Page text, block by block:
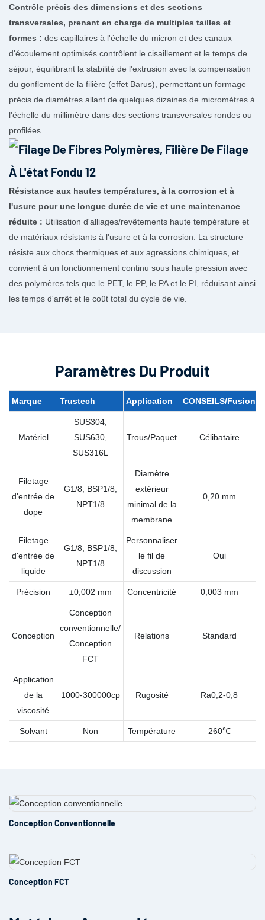
Contrôle précis des dimensions et des sections
transversales, prenant en charge de multiples tailles et
formes : des capillaires à l'échelle du micron et des canaux
d'écoulement optimisés contrôlent le cisaillement et le temps de
séjour, équilibrant la stabilité de l'extrusion avec la compensation
du gonflement de la filière (effet Barus), permettant un formage
précis de diamètres allant de quelques dizaines de micromètres à
l'échelle du millimètre dans des sections transversales rondes ou
profilées.
Résistance aux hautes températures, à la corrosion et à
l'usure pour une longue durée de vie et une maintenance
réduite : Utilisation d'alliages/revêtements haute température et
de matériaux résistants à l'usure et à la corrosion. La structure
résiste aux chocs thermiques et aux agressions chimiques, et
convient à un fonctionnement continu sous haute pression avec
des polymères tels que le PET, le PP, le PA et le PI, réduisant ainsi
les temps d'arrêt et le coût total du cycle de vie.
Paramètres Du Produit
Marque Trustech Application CONSEILS/Fusion
Matériel
SUS304,
SUS630,
SUS316L
Trous/Paquet Célibataire
Filetage
d'entrée de
dope
G1/8, BSP1/8,
NPT1/8
Diamètre
extérieur
minimal de la
membrane
0,20 mm
Filetage
d'entrée de
liquide
G1/8, BSP1/8,
NPT1/8
Personnaliser
le fil de
discussion
Oui
Précision ±0,002 mm Concentricité 0,003 mm
Conception
Conception
conventionnelle/
Conception
FCT
Relations Standard
Application
de la
viscosité
1000-300000cp Rugosité Ra0,2-0,8
Solvant Non Température 260℃
Conception Conventionnelle
Conception FCT